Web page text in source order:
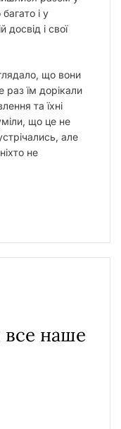
і у
і свої
що вони
раз їм дорікали
та їхні
що це не
але
не
все наше